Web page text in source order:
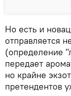
Но есть и
отправляется
(определение
передает
но крайне
претендентов